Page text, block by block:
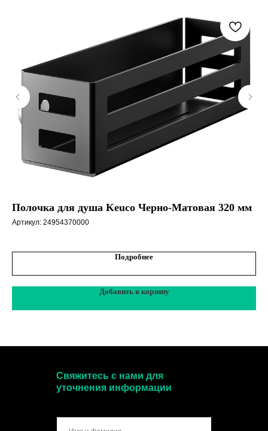
Полочка для душа Keuco Черно-Матовая 320 мм
Артикул: 24954370000
Подробнее
Добавить в корзину
Свяжитесь с нами для
уточнения информации